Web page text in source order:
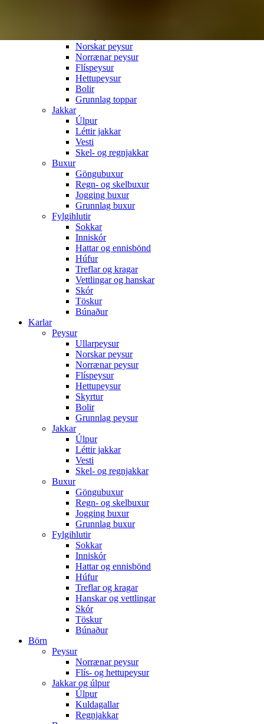
Norskar peysur
Norrænar peysur
Flíspeysur
Hettupeysur
Bolir
Grunnlag toppar
Jakkar
Úlpur
Léttir jakkar
Vesti
Skel- og regnjakkar
Buxur
Göngubuxur
Regn- og skelbuxur
Jogging buxur
Grunnlag buxur
Fylgihlutir
Sokkar
Inniskór
Hattar og ennisbönd
Húfur
Treflar og kragar
Vettlingar og hanskar
Skór
Töskur
Búnaður
Karlar
Peysur
Ullarpeysur
Norskar peysur
Norrænar peysur
Flíspeysur
Hettupeysur
Skyrtur
Bolir
Grunnlag peysur
Jakkar
Úlpur
Léttir jakkar
Vesti
Skel- og regnjakkar
Buxur
Göngubuxur
Regn- og skelbuxur
Jogging buxur
Grunnlag buxur
Fylgihlutir
Sokkar
Inniskór
Hattar og ennisbönd
Húfur
Treflar og kragar
Hanskar og vettlingar
Skór
Töskur
Búnaður
Börn
Peysur
Norrænar peysur
Flís- og hettupeysur
Jakkar og úlpur
Úlpur
Kuldagallar
Regnjakkar